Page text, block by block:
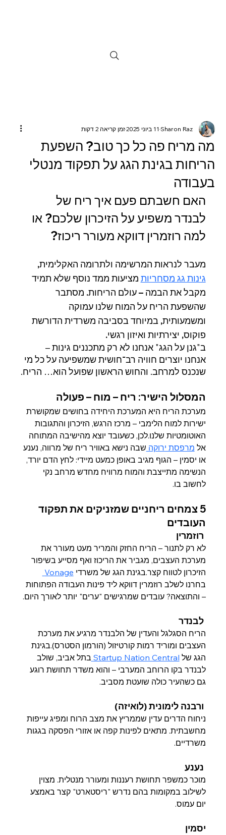
מה מריח פה כל כך טוב? השפעת
הריחות בגינת הגג על תפקוד מנטלי
בעבודה
Sharon Raz 11 ביוני 2025 זמן קריאה 2 דקות
האם חשבתם פעם איך ריח של
לבנדר משפיע על הזיכרון שלכם? או
למה רוזמרין דווקא מעורר ריכוז?
מעבר לנראות המרשימה ולתרומה האקלימית,
גינות גג מסחריות מציעות ממד נוסף שלא תמיד
מקבל את הבמה – עולם הריחות. מסתבר
שהשפעת הריח על המוח שלנו עמוקה
ומשמעותית, במיוחד בסביבה משרדית הדורשת
פוקוס, יצירתיות ואיזון רגשי.
ב"גנן על הגג" אנחנו לא רק מתכננים גינות –
אנחנו יוצרים חוויה רב־חושית שמשפיעה על כל מי
שנכנס למרחב. והחוש הראשון שפועל הוא… הריח.
המסלול הישיר: ריח – מוח – פעולה
מערכת הריח היא המערכת היחידה בחושים שמקושרת
ישירות למוח הלימבי – מרכז הרגש, הזיכרון והתגובות
האוטומטיות שלנו.לכן, כשעובד יוצא מהישיבה המתוחה
אל מרפסת ירוקה שבה נישא באוויר ריח של מרווה, נענע
או יסמין – הגוף מגיב באופן כמעט מיידי: לחץ הדם יורד,
הנשימה מתייצבת והמוח מרוויח מחדש מרחב נקי
לחשוב בו.
5 צמחים ריחניים שמזניקים את תפקוד
העובדים
רוזמרין
לא רק לתנור – הריח החזק והמריר מעט מעורר את
מערכת העצבים, מגביר את הריכוז ואף מסייע בשיפור
הזיכרון לטווח קצר.בגינת הגג של משרדי Vonage
בחרנו לשלב רוזמרין דווקא ליד פינות העבודה הפתוחות
– והתוצאה? עובדים שמרגישים "ערים" יותר לאורך היום.
לבנדר
הריח הסגלגל והעדין של הלבנדר מרגיע את מערכת
העצבים ומוריד רמות קורטיזול (הורמון הסטרס).בגינת
הגג של Startup Nation Central בתל אביב, שולב
לבנדר בקו הרוחב המערבי – והוא משדר תחושת רוגע
גם כשהעיר כולה שועטת מסביב.
ורבנה לימונית (לואיזה)
ניחוח הדרים עדין שממריץ את מצב הרוח ומפיג עייפות
מחשבתית. מתאים לפינות קפה או אזורי הפסקה בגגות
משרדיים.
נענע
מוכר כמשפר תחושת רעננות ומעורר מנטלית. מצוין
לשילוב במקומות בהם נדרש "ריסטארט" קצר באמצע
יום עמוס.
יסמין